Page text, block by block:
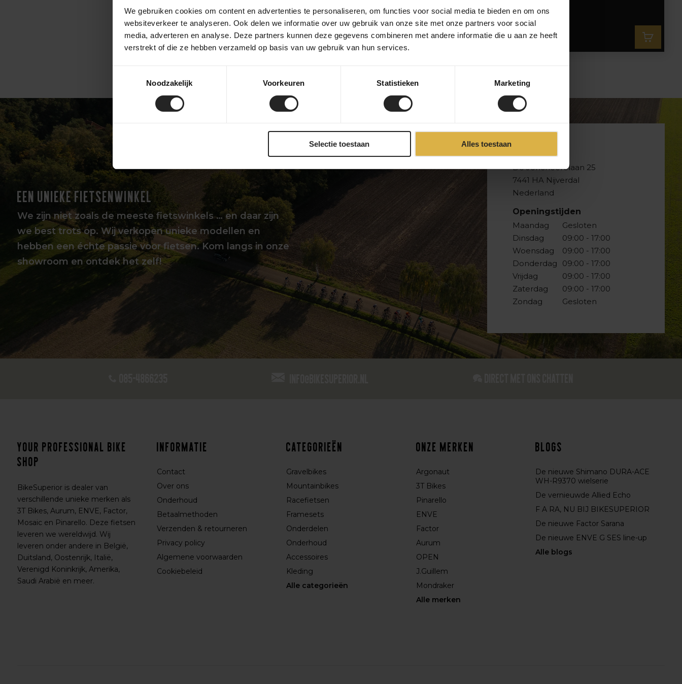
We gebruiken cookies om content en advertenties te personaliseren, om functies voor social media te bieden en om ons
websiteverkeer te analyseren. Ook delen we informatie over uw gebruik van onze site met onze partners voor social
media, adverteren en analyse. Deze partners kunnen deze gegevens combineren met andere informatie die u aan ze heeft
verstrekt of die ze hebben verzameld op basis van uw gebruik van hun services.
Noodzakelijk
Voorkeuren Statistieken Marketing
Selectie toestaan Alles toestaan
11.399,- 10.499,- 12.899,-
EEN UNIEKE FIETSENWINKEL
We zijn niet zoals de meeste fietswinkels … en daar zijn
we best trots op. Wij verkopen unieke modellen en
hebben een échte passie voor fietsen. Kom langs in onze
showroom en ontdek het zelf!
BikeSuperior
De Joncheerelaan 25
7441 HA Nijverdal
Nederland
Openingstijden
Maandag
Dinsdag
Woensdag
Donderdag
Vrijdag
Zaterdag
Zondag
Gesloten
09:00 - 17:00
09:00 - 17:00
09:00 - 17:00
09:00 - 17:00
09:00 - 17:00
Gesloten
Your professional bike
shop
BikeSuperior is dealer van
verschillende unieke merken als
3T Bikes, Aurum, ENVE, Factor,
Mosaic en Pinarello. Deze fietsen
leveren we wereldwijd. Wij
leveren onder andere in België,
Duitsland, Oostenrijk, Italië,
Verenigd Koninkrijk, Amerika,
Saudi Arabië en meer.
Informatie
Contact
Over ons
Onderhoud
Betaalmethoden
Verzenden & retourneren
Privacy policy
Algemene voorwaarden
Cookiebeleid
Categorieën
Gravelbikes
Mountainbikes
Racefietsen
Framesets
Onderdelen
Onderhoud
Accessoires
Kleding
Alle categorieën
Onze merken
Argonaut
3T Bikes
Pinarello
ENVE
Factor
Aurum
OPEN
J.Guillem
Mondraker
Alle merken
Blogs
De nieuwe Shimano DURA-ACE
WH-R9370 wielserie
De vernieuwde Allied Echo
F A RA, NU BIJ BIKESUPERIOR
De nieuwe Factor Sarana
De nieuwe ENVE G SES line-up
Alle blogs